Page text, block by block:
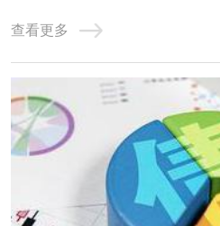
用卡透支、查询频繁、逾期不断
两年收入缩水，导致房贷车贷
和信用卡拆东墙补西墙，结果征
查看更多